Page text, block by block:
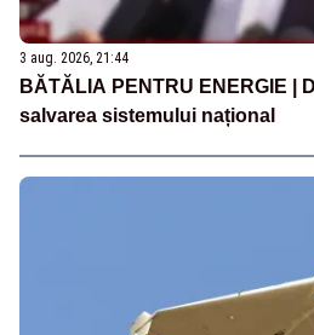
3 aug. 2026, 21:44
BĂTĂLIA PENTRU ENERGIE |
salvarea sistemului național